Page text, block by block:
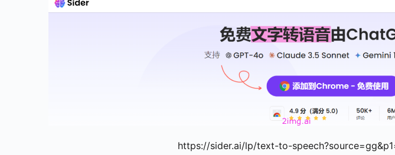
https://sider.ai/lp/text-to-